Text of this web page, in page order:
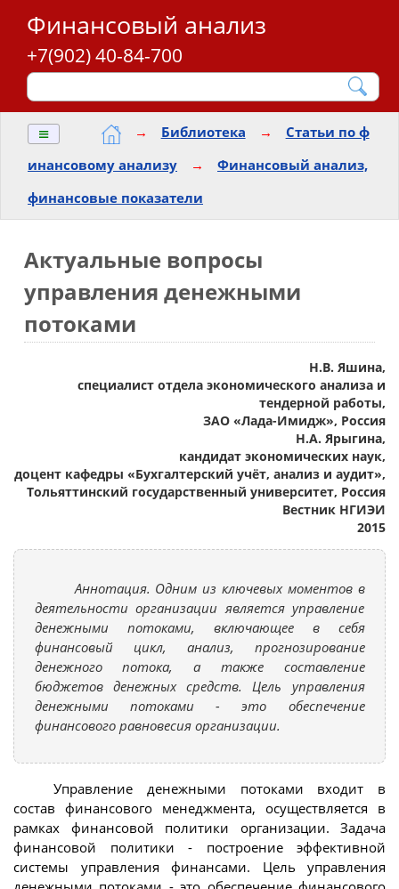
Финансовый анализ
+7(902) 40-84-700
≡ → Библиотека →
Статьи по ф
инансовому анализу
→
Финансовый анализ,
финансовые показатели
Актуальные вопросы
управления денежными
потоками
Н.В. Яшина,
специалист отдела экономического анализа и
тендерной работы,
ЗАО «Лада-Имидж», Россия
Н.А. Ярыгина,
кандидат экономических наук,
доцент кафедры «Бухгалтерский учёт, анализ и аудит»,
Тольяттинский государственный университет, Россия
Вестник НГИЭИ
2015
Аннотация. Одним из ключевых моментов в
деятельности организации является управление
денежными потоками, включающее в себя
финансовый цикл, анализ, прогнозирование
денежного потока, а также составление
бюджетов денежных средств. Цель управления
денежными потоками - это обеспечение
финансового равновесия организации.
Управление денежными потоками входит в
состав финансового менеджмента, осуществляется в
рамках финансовой политики организации. Задача
финансовой политики - построение эффективной
системы управления финансами. Цель управления